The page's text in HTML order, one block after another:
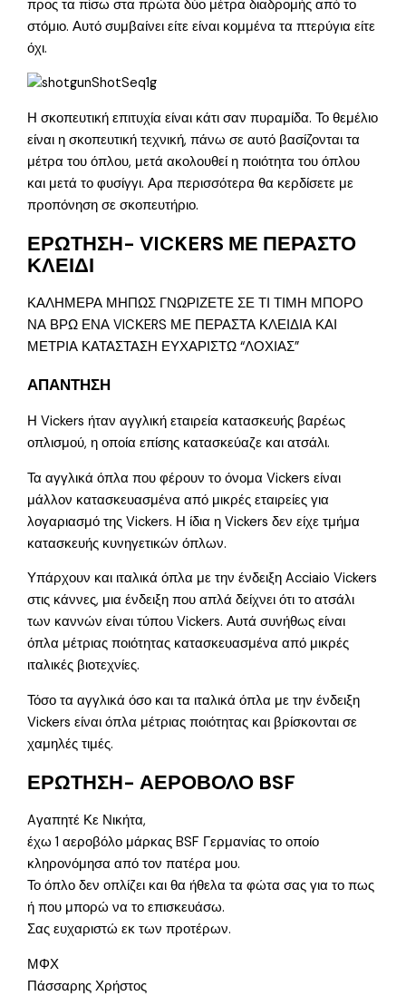
προς τα πίσω στα πρώτα δύο μέτρα διαδρομής από το
στόμιο. Αυτό συμβαίνει είτε είναι κομμένα τα πτερύγια είτε
όχι.
Η σκοπευτική επιτυχία είναι κάτι σαν πυραμίδα. Το θεμέλιο
είναι η σκοπευτική τεχνική, πάνω σε αυτό βασίζονται τα
μέτρα του όπλου, μετά ακολουθεί η ποιότητα του όπλου
και μετά το φυσίγγι. Αρα περισσότερα θα κερδίσετε με
προπόνηση σε σκοπευτήριο.
ΕΡΩΤΗΣΗ- VICKERS ΜΕ ΠΕΡΑΣΤΟ
ΚΛΕΙΔΙ
ΚΑΛΗΜΕΡΑ ΜΗΠΩΣ ΓΝΩΡΙΖΕΤΕ ΣΕ ΤΙ ΤΙΜΗ ΜΠΟΡΟ
ΝΑ ΒΡΩ ΕΝΑ VICΚERS ΜΕ ΠΕΡΑΣΤΑ ΚΛΕΙΔΙΑ ΚΑΙ
ΜΕΤΡΙΑ ΚΑΤΑΣΤΑΣΗ ΕΥΧΑΡΙΣΤΩ “ΛΟΧΙΑΣ”
ΑΠΑΝΤΗΣΗ
Η Vickers ήταν αγγλική εταιρεία κατασκευής βαρέως
οπλισμού, η οποία επίσης κατασκεύαζε και ατσάλι.
Τα αγγλικά όπλα που φέρουν το όνομα Vickers είναι
μάλλον κατασκευασμένα από μικρές εταιρείες για
λογαριασμό της Vickers. Η ίδια η Vickers δεν είχε τμήμα
κατασκευής κυνηγετικών όπλων.
Υπάρχουν και ιταλικά όπλα με την ένδειξη Acciaio Vickers
στις κάννες, μια ένδειξη που απλά δείχνει ότι το ατσάλι
των καννών είναι τύπου Vickers. Αυτά συνήθως είναι
όπλα μέτριας ποιότητας κατασκευασμένα από μικρές
ιταλικές βιοτεχνίες.
Τόσο τα αγγλικά όσο και τα ιταλικά όπλα με την ένδειξη
Vickers είναι όπλα μέτριας ποιότητας και βρίσκονται σε
χαμηλές τιμές.
ΕΡΩΤΗΣΗ- ΑΕΡΟΒΟΛΟ BSF
Aγαπητέ Κε Νικήτα,
έχω 1 αεροβόλο μάρκας BSF Γερμανίας το οποίο
κληρονόμησα από τον πατέρα μου.
Το όπλο δεν οπλίζει και θα ήθελα τα φώτα σας για το πως
ή που μπορώ να το επισκευάσω.
Σας ευχαριστώ εκ των προτέρων.
ΜΦΧ
Πάσσαρης Χρήστος